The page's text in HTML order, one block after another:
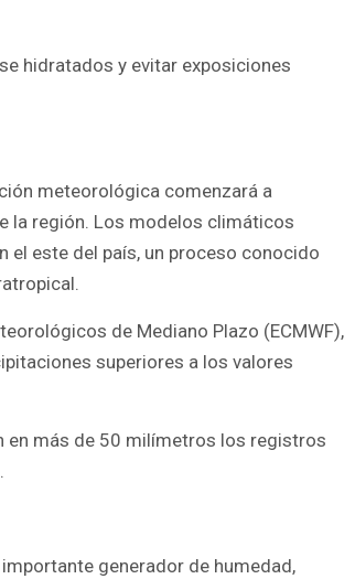
hidratados y evitar exposiciones
meteorológica comenzará a
la región. Los modelos climáticos
el este del país, un proceso conocido
de Mediano Plazo (ECMWF),
superiores a los valores
en más de 50 milímetros los registros
generador de humedad,